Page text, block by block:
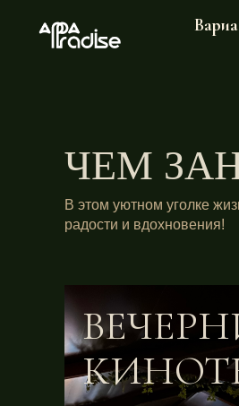
ЧЕМ
В этом уютном уголке
радости и вдохновения!